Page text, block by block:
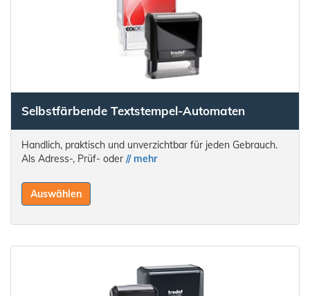
Selbstfärbende Textstempel-Automaten
Handlich, praktisch und unverzichtbar für jeden Gebrauch.
Als Adress-, Prüf- oder // mehr
Auswählen